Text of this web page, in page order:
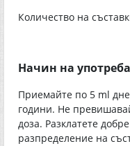
Количество на
Начин на
Приемайте по 5 ml
години. Не
доза. Разклатете
разпределение на